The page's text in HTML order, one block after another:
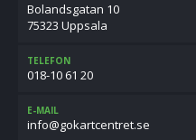
Bolandsgatan 10
75323 Uppsala
TELEFON
018-10 61 20
E-MAIL
es.tertnectrakog@ofni